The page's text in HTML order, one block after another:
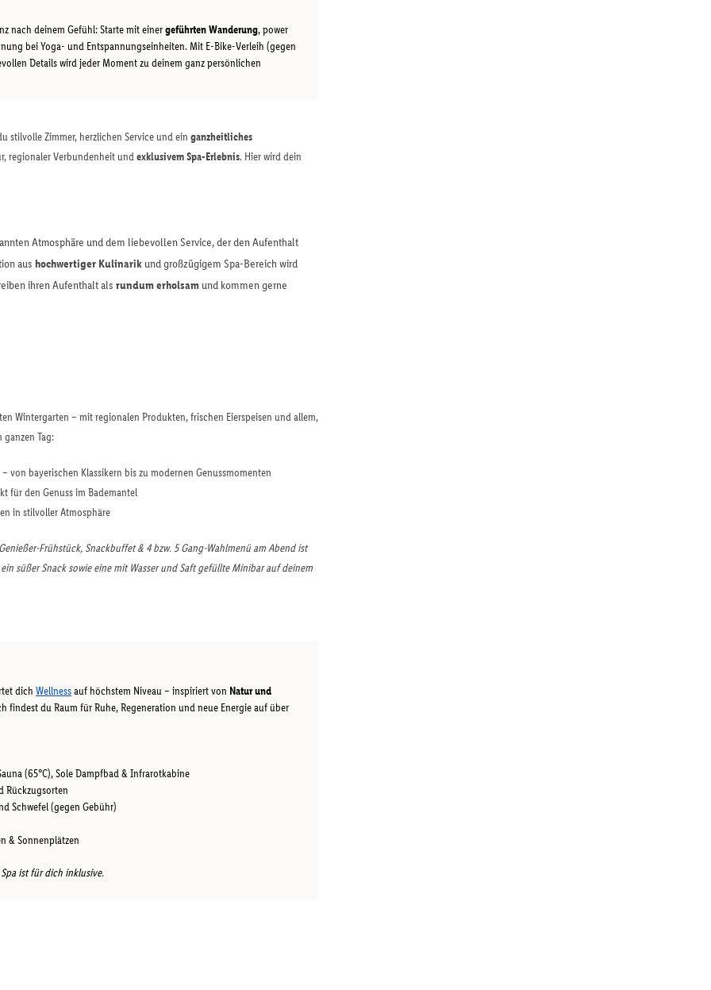
nach deinem Gefühl: Starte mit einergeführten Wanderung, power
bei Yoga- und Entspannungseinheiten. Mit E-Bike-Verleih (gegen
Details wird jeder Moment zu deinem ganz persönlichen
stilvolle Zimmer, herzlichen Service und ein ganzheitliches
regionaler Verbundenheit undexklusivem Spa-Erlebnis. Hier wird dein
Atmosphäre und dem liebevollen Service, der den Aufenthalt
aus hochwertiger Kulinarik und großzügigem Spa-Bereich wird
ihren Aufenthalt als rundum erholsam und kommen gerne
Wintergarten – mit regionalen Produkten, frischen Eierspeisen und allem,
Tag:
von bayerischen Klassikern bis zu modernen Genussmomenten
für den Genuss im Bademantel
in stilvoller Atmosphäre
Frühstück, Snackbuffet & 4 bzw. 5 Gang-Wahlmenü am Abend ist
süßer Snack sowie eine mit Wasser und Saft gefüllte Minibar auf deinem
dich Wellnessauf höchstem Niveau – inspiriert von Natur und
findest du Raum für Ruhe, Regeneration und neue Energie auf über
(65°C), Sole Dampfbad & Infrarotkabine
Rückzugsorten
Schwefel (gegen Gebühr)
& Sonnenplätzen
ist für dich inklusive.